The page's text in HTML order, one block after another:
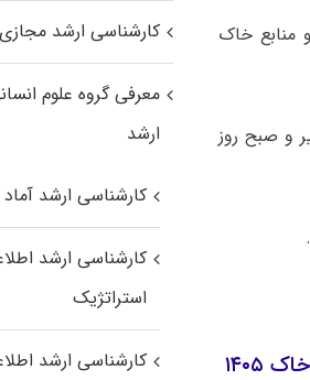
منابع خاک
عصر روز پنجشنبه ۲۵ تیر و صبح روز
کارشناسی ارشد مجازی
معرفی گروه علوم
ارشد
کارشناسی ارشد آماد
کارشناسی ارشد
استراتژیک
کارشناسی ارشد